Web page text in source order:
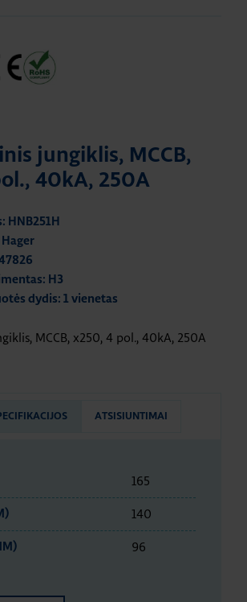
jungiklis, MCCB,
40kA, 250A
HNB251H
H3
dydis: 1 vienetas
MCCB, x250, 4 pol., 40kA, 250A
ATSISIUNTIMAI
165
140
96